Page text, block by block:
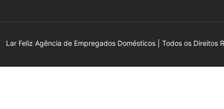
Lar Feliz Agência de Empregados Domésticos | Todos os Direitos